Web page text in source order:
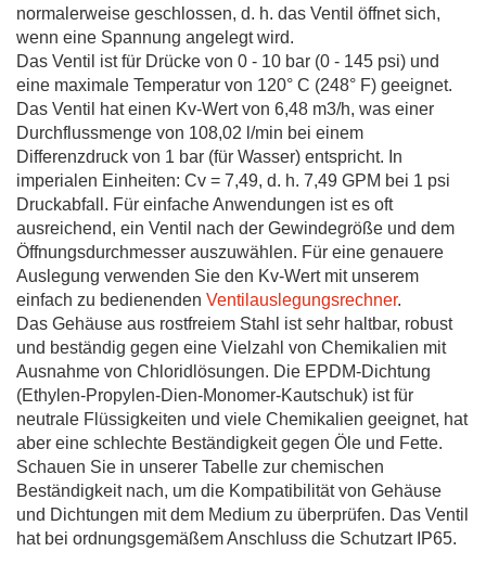
normalerweise geschlossen, d. h. das Ventil öffnet sich,
wenn eine Spannung angelegt wird.
Das Ventil ist für Drücke von 0 - 10 bar (0 - 145 psi) und
eine maximale Temperatur von 120° C (248° F) geeignet.
Das Ventil hat einen Kv-Wert von 6,48 m3/h, was einer
Durchflussmenge von 108,02 l/min bei einem
Differenzdruck von 1 bar (für Wasser) entspricht. In
imperialen Einheiten: Cv = 7,49, d. h. 7,49 GPM bei 1 psi
Druckabfall. Für einfache Anwendungen ist es oft
ausreichend, ein Ventil nach der Gewindegröße und dem
Öffnungsdurchmesser auszuwählen. Für eine genauere
Auslegung verwenden Sie den Kv-Wert mit unserem
einfach zu bedienenden Ventilauslegungsrechner.
Das Gehäuse aus rostfreiem Stahl ist sehr haltbar, robust
und beständig gegen eine Vielzahl von Chemikalien mit
Ausnahme von Chloridlösungen. Die EPDM-Dichtung
(Ethylen-Propylen-Dien-Monomer-Kautschuk) ist für
neutrale Flüssigkeiten und viele Chemikalien geeignet, hat
aber eine schlechte Beständigkeit gegen Öle und Fette.
Schauen Sie in unserer Tabelle zur chemischen
Beständigkeit nach, um die Kompatibilität von Gehäuse
und Dichtungen mit dem Medium zu überprüfen. Das Ventil
hat bei ordnungsgemäßem Anschluss die Schutzart IP65.